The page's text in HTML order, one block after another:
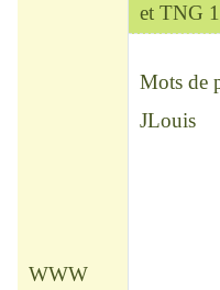
et TNG
Mots de
JLouis
WWW